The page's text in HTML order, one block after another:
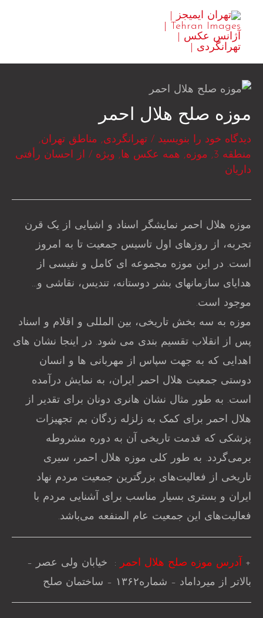
محتوا
موزه صلح هلال احمر
دیدگاه‌ خود را بنویسید / تهرانگردی, مناطق تهران,
منطقه 3
, موزه, همه عکس ها, ویژه / از
احسان رأفتی
داریان
موزه هلال احمر نمایشگر اسناد و اشیایی از یک قرن
تجربه، از روزهای اول تاسیس جمعیت تا به امروز
است. در این موزه مجموعه ای کامل و نفیسی از
هدایای سازمانهای بشر دوستانه، تندیس، نقاشی و…
موجود است.
موزه به سه بخش تاریخی، بین المللی و اقلام و اسناد
پس از انقلاب تقسیم بندی می شود. در اینجا نشان های
اهدایی که به جهت سپاس از مهربانی ها و انسان
دوستی جمعیت هلال احمر ایران، به نمایش درآمده
است. به طور مثال نشان هانری دونان برای تقدیر از
هلال احمر برای کمک به زلزله زدگان بم. تجهیزات
پزشکی که قدمت تاریخی آن به دوره مشروطه
برمی‌گردد. به طور کلی موزه هلال احمر، سیری
تاریخی از فعالیت‌های بزرگترین جمعیت مردم نهاد
ایران و بستری بسیار مناسب برای آشنایی مردم با
فعالیت‌های این جمعیت عام المنفعه می‌باشد.
+ آدرس موزه صلح هلال احمر
: خیابان ولی عصر –
بالاتر از میرداماد – شماره۱۳۶۲ – ساختمان صلح